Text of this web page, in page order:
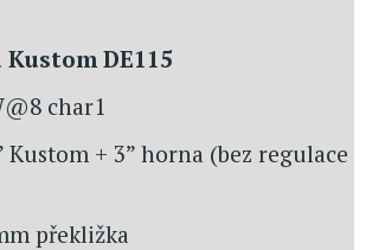
DE115
char1
Kustom + 3” horna (bez regulace
překližka